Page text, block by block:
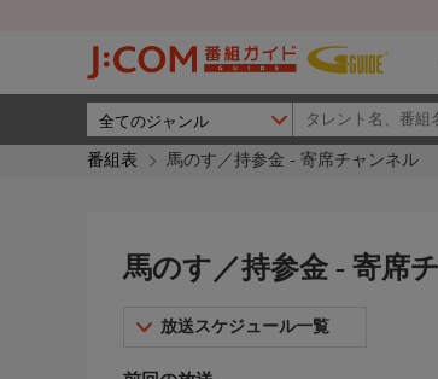
番組表 馬のす／持参金 - 寄席チャンネル
馬のす／持参金 - 寄席
放送スケジュール一覧